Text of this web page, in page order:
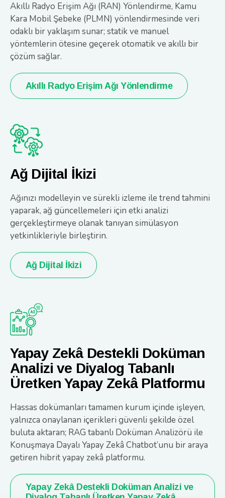
Akıllı Radyo Erişim Ağı (RAN) Yönlendirme, Kamu
Kara Mobil Şebeke (PLMN) yönlendirmesinde veri
odaklı bir yaklaşım sunar; statik ve manuel
yöntemlerin ötesine geçerek otomatik ve akıllı bir
çözüm sağlar.
Akıllı Radyo Erişim Ağı Yönlendirme
Ağ Dijital İkizi
Ağınızı modelleyin ve sürekli izleme ile trend tahmini
yaparak, ağ güncellemeleri için etki analizi
gerçekleştirmeye olanak tanıyan simülasyon
yetkinlikleriyle birleştirin.
Ağ Dijital İkizi
Yapay Zekâ Destekli Doküman
Analizi ve Diyalog Tabanlı
Üretken Yapay Zekâ Platformu
Hassas dokümanları tamamen kurum içinde işleyen,
yalnızca onaylanan içerikleri güvenli şekilde özel
buluta aktaran; RAG tabanlı Doküman Analizörü ile
Konuşmaya Dayalı Yapay Zekâ Chatbot’unu bir araya
getiren hibrit yapay zekâ platformu.
Yapay Zekâ Destekli Doküman Analizi ve